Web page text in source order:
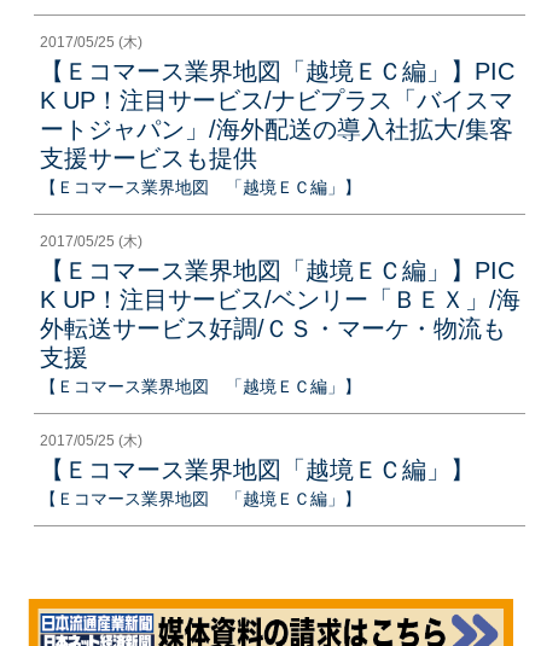
2017/05/25 (木)
【Ｅコマース業界地図「越境ＥＣ編」】PIC
K UP！注目サービス/ナビプラス「バイスマ
ートジャパン」/海外配送の導入社拡大/集客
支援サービスも提供
【Ｅコマース業界地図 「越境ＥＣ編」】
2017/05/25 (木)
【Ｅコマース業界地図「越境ＥＣ編」】PIC
K UP！注目サービス/ベンリー「ＢＥＸ」/海
外転送サービス好調/ＣＳ・マーケ・物流も
支援
【Ｅコマース業界地図 「越境ＥＣ編」】
2017/05/25 (木)
【Ｅコマース業界地図「越境ＥＣ編」】
【Ｅコマース業界地図 「越境ＥＣ編」】